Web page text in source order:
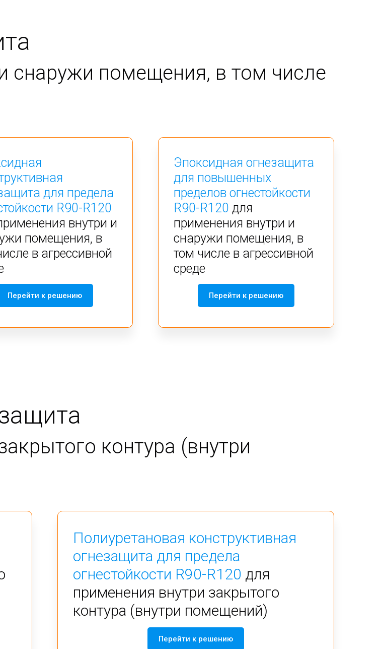
снаружи помещения, в том числе
для предела
R90-R120
внутри и
помещения, в
в агрессивной
Перейти к решению
Эпоксидная огнезащита
для повышенных
пределов огнестойкости
R90-R120 для
применения внутри и
снаружи помещения, в
том числе в агрессивной
среде
Перейти к решению
контура (внутри
Полиуретановая конструктивная
огнезащита для предела
огнестойкости R90-R120 для
применения внутри закрытого
контура (внутри помещений)
Перейти к решению